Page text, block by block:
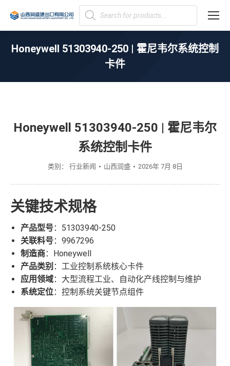
Products
search
Honeywell 51303940-250 | 霍尼韦尔系统控制
卡件
Honeywell 51303940-250 | 霍尼韦尔
系统控制卡件
类别： 行业新闻 山西润盛 2026年 7月 8日
关键技术规格
产品型号：51303940-250
关联料号：9967296
制造商：Honeywell
产品类别 ：工业控制系统核心卡件
应用领域：大型流程工业、自动化产线控制与维护
系统定位：控制系统关键节点组件